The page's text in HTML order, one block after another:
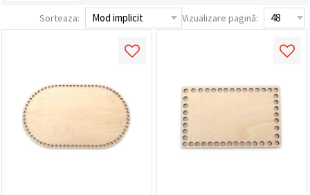
urile făcând
selectând
un tip de
cookie -uri
dat și
făcând clic
pe butonul
Sorteaza: Vizualizare pagină: